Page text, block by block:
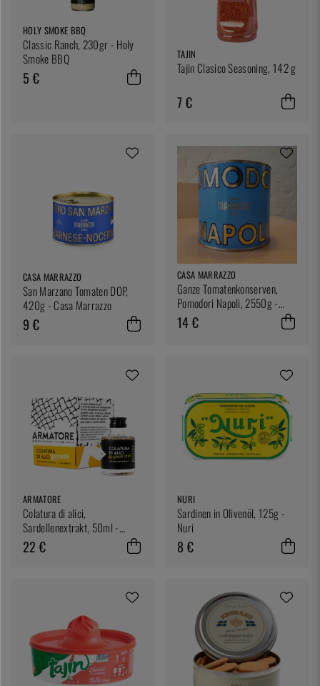
HOLY SMOKE BBQ
Classic Ranch, 230gr - Holy
Smoke BBQ
5 €
TAJIN
Tajin Clasico Seasoning, 142 g
7 €
CASA MARRAZZO
San Marzano Tomaten DOP,
420g - Casa Marrazzo
9 €
CASA MARRAZZO
Ganze Tomatenkonserven,
Pomodori Napoli, 2550g -
Casa Marrazzo
14 €
ARMATORE
Colatura di alici,
Sardellenextrakt, 50ml -
Armatore
22 €
NURI
Sardinen in Olivenöl, 125g -
Nuri
8 €